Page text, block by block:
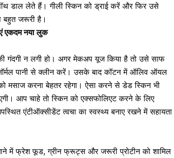
डाल लेते हैं। गीली स्किन को ड्राई करें और फिर उसे
बहुत जरूरी है।
एकदम नया लुक
गंदगी न लगी हो। अगर मेकअप यूज किया है तो उसे साफ
पानी से क्लीन करें। उसके बाद कॉटन में ऑलिव ऑयल
करना बेहतर रहेगा। ऐसा करने से डेड स्किन भी
आप चाहे तो स्किन को एक्सफोलिएट करने के लिए
एंटीऑक्सीडेंट त्वचा का स्वस्थ्य बनाए रखने में सहायता
में फ्रेश फूड, ग्रीन फ्रूट्स और जरूरी प्रोटीन को शामिल